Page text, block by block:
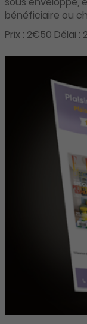
bénéficiaire ou
Prix : 2€50 Délai :